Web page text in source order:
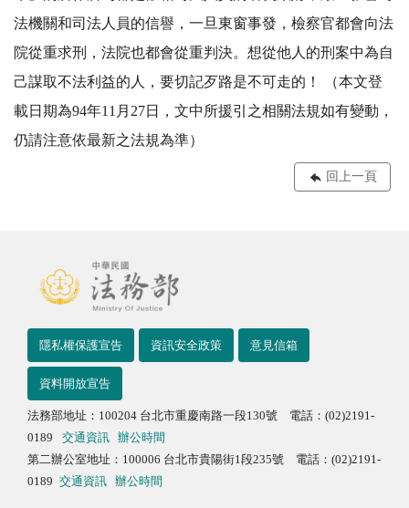
法機關和司法人員的信譽，一旦東窗事發，檢察官都會向法
院從重求刑，法院也都會從重判決。想從他人的刑案中為自
己謀取不法利益的人，要切記歹路是不可走的！ （本文登
載日期為94年11月27日，文中所援引之相關法規如有變動，
仍請注意依最新之法規為準）
回上一頁
隱私權保護宣告 資訊安全政策 意見信箱
資料開放宣告
法務部地址：100204 台北市重慶南路一段130號 電話：(02)2191-
0189
交通資訊
辦公時間
第二辦公室地址：100006 台北市貴陽街1段235號 電話：(02)2191-
0189 交通資訊 辦公時間